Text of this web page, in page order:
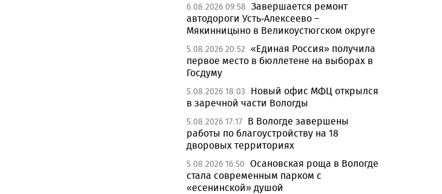
6.08.2026 09:58 Завершается ремонт
автодороги Усть-Алексеево –
Мякинницыно в Великоустюгском округе
5.08.2026 20:52 «Единая Россия» получила
первое место в бюллетене на выборах в
Госдуму
5.08.2026 18:03
Новый офис МФЦ открылся
в заречной части Вологды
5.08.2026 17:17 В Вологде завершены
работы по благоустройству на 18
дворовых территориях
5.08.2026 16:50 Осановская роща в Вологде
стала современным парком с
«есенинской» душой